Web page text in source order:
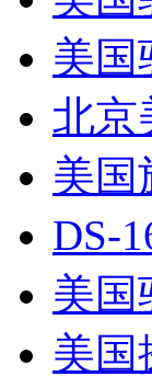
美国
北京
美国
DS-
美国
美国